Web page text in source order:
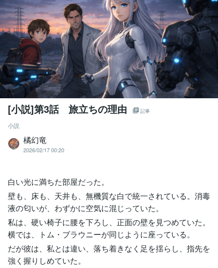
[小説]第3話 旅立ちの理由 記事
小説
橘幻竜
2026/02/17 00:20
白い光に満ちた部屋だった。
壁も、床も、天井も、無機質な白で統一されている。消毒
液の匂いが、わずかに空気に混じっていた。
私は、硬い椅子に腰を下ろし、正面の壁を見つめていた。
横では、トム・ブラウニーが同じように座っている。
だが彼は、私とは違い、落ち着きなく足を揺らし、指先を
強く握りしめていた。